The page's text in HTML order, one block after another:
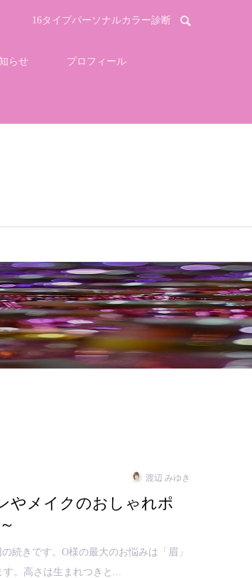
16タイプパーソナルカラー診断
らせ プロフィール
渡辺 みゆき
やメイクのおしゃれポ
続きです。O様の最大のお悩みは「眉」
。高さは生まれつきと...